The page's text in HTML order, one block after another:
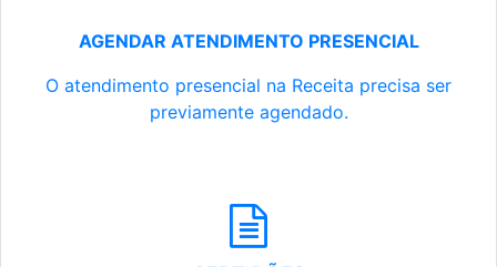
AGENDAR ATENDIMENTO PRESENCIAL
O atendimento presencial na Receita precisa ser
previamente agendado.